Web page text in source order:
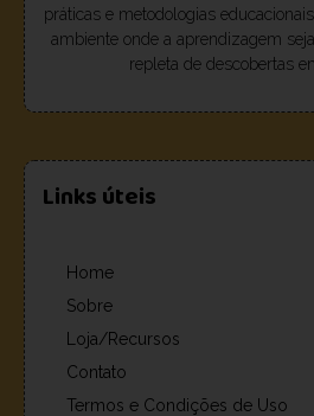
práticas e metodologias
ambiente onde a aprendizagem
repleta de descobertas
Links úteis
Home
Sobre
Loja/Recursos
Contato
Termos e Condições de Uso